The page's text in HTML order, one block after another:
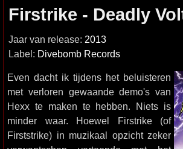
Firstrike - Deadly
Jaar van release: 2013
Label: Divebomb Records
Even dacht ik tijdens het beluisteren
met verloren gewaande demo's van
Hexx te maken te hebben. Niets is
minder waar. Hoewel Firstrike (of
Firststrike) in muzikaal opzicht zeker